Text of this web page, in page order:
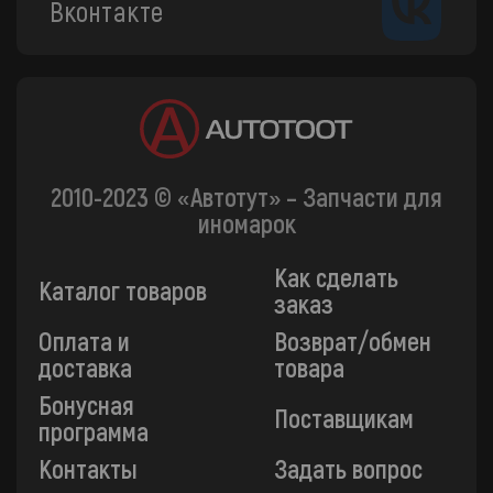
Вконтакте
2010-2023 © «Автотут» – Запчасти для
иномарок
Каталог товаров
Как сделать
заказ
Оплата и
доставка
Возврат/обмен
товара
Бонусная
программа
Поставщикам
Контакты
Задать вопрос